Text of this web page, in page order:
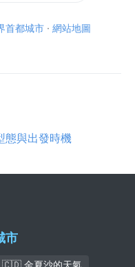
首都城市 · 網站地圖
態與出發時機
市